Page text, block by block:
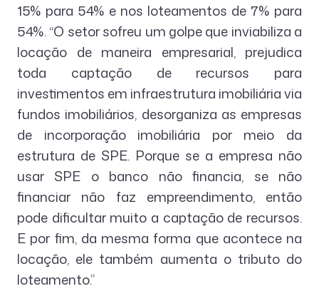
15% para 54% e nos loteamentos de 7% para
54%. “O setor sofreu um golpe que inviabiliza a
locação de maneira empresarial, prejudica
toda captação de recursos para
investimentos em infraestrutura imobiliária via
fundos imobiliários, desorganiza as empresas
de incorporação imobiliária por meio da
estrutura de SPE. Porque se a empresa não
usar SPE o banco não financia, se não
financiar não faz empreendimento, então
pode dificultar muito a captação de recursos.
E por fim, da mesma forma que acontece na
locação, ele também aumenta o tributo do
loteamento.”